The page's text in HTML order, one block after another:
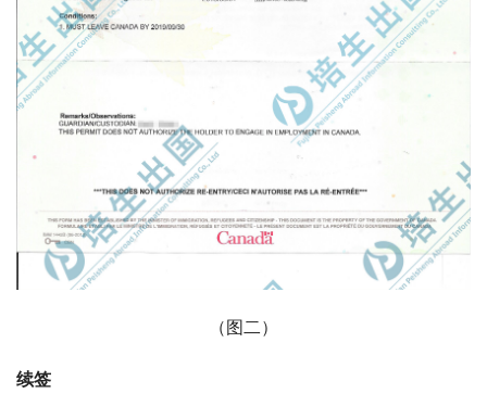
（图二）
续签